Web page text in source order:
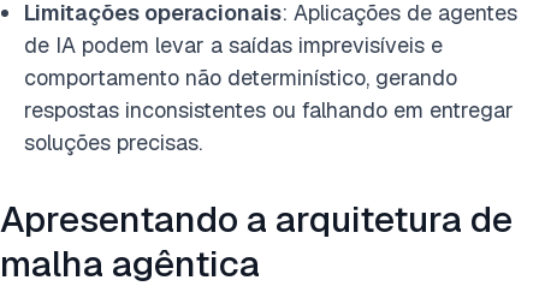
Limitações operacionais: Aplicações de agentes
de IA podem levar a saídas imprevisíveis e
comportamento não determinístico, gerando
respostas inconsistentes ou falhando em entregar
soluções precisas.
Apresentando a arquitetura de
malha agêntica